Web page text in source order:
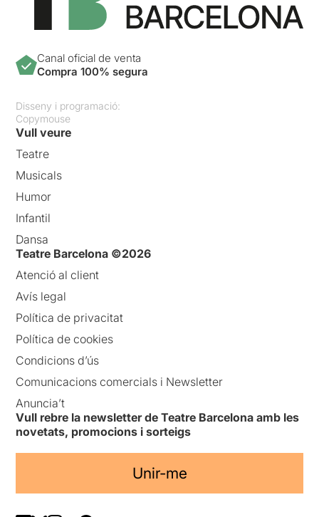
Canal oficial de venta
Compra 100% segura
Disseny i programació:
Copymouse
Vull veure
Teatre
Musicals
Humor
Infantil
Dansa
Teatre Barcelona ©2026
Atenció al client
Avís legal
Política de privacitat
Política de cookies
Condicions d’ús
Comunicacions comercials i Newsletter
Anuncia’t
Vull rebre la newsletter de Teatre Barcelona amb les
novetats, promocions i sorteigs
Unir-me